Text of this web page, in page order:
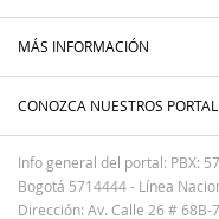
MÁS INFORMACIÓN
CONOZCA NUESTROS
Info general del portal: PBX:
Bogotá 5714444 - Línea
Dirección: Av. Calle 26 # 68B-